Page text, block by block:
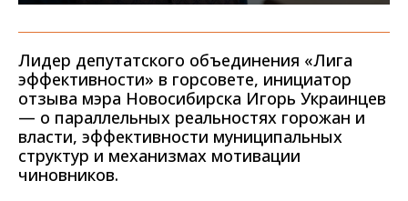
Лидер депутатского объединения «Лига
эффективности» в горсовете, инициатор
отзыва мэра Новосибирска Игорь Украинцев
— о параллельных реальностях горожан и
власти, эффективности муниципальных
структур и механизмах мотивации
чиновников.